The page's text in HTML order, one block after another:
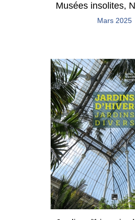
Musées insolites,
Mars 2025